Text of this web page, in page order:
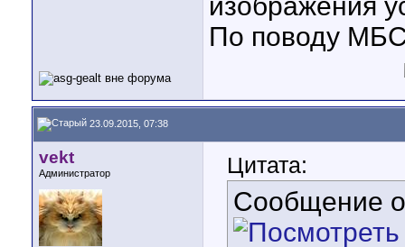
По поводу МБС
23.09.2015, 07:38
vekt
Администратор Цитата:
Сообщение